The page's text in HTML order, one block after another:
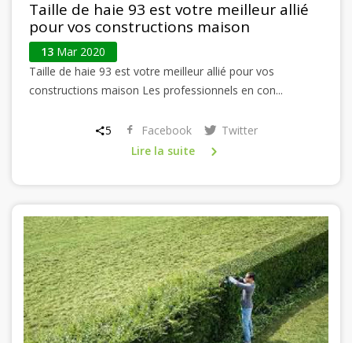
Taille de haie 93 est votre meilleur allié
pour vos constructions maison
13 Mar 2020
Taille de haie 93 est votre meilleur allié pour vos
constructions maison Les professionnels en con...
5 Facebook
Twitter
Lire la suite